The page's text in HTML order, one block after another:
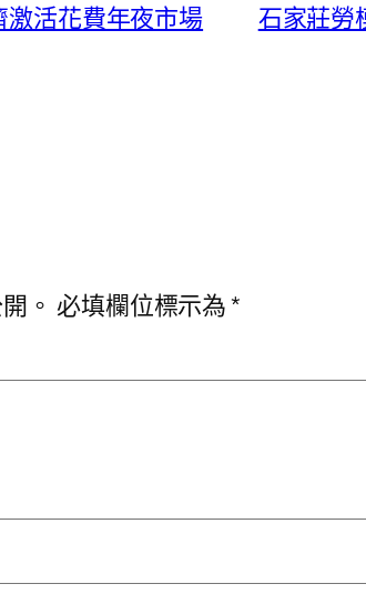
激活花費年夜市場 石家莊勞
。 必填欄位標示為*